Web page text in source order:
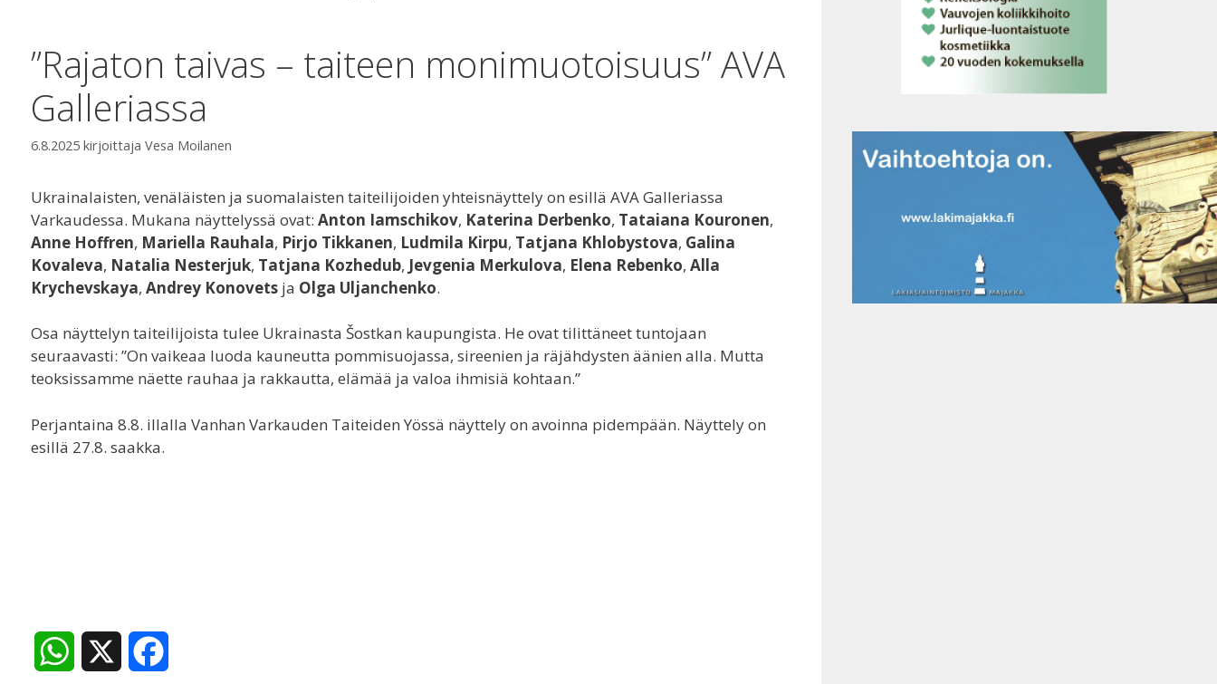
”Rajaton taivas – taiteen monimuotoisuus” AVA
Galleriassa
6.8.2025 kirjoittaja Vesa Moilanen
Ukrainalaisten, venäläisten ja suomalaisten taiteilijoiden yhteisnäyttely on esillä AVA Galleriassa
Varkaudessa. Mukana näyttelyssä ovat: Anton Iamschikov, Katerina Derbenko, Tataiana Kouronen,
Anne Hoffren, Mariella Rauhala, Pirjo Tikkanen, Ludmila Kirpu, Tatjana Khlobystova, Galina
Kovaleva, Natalia Nesterjuk, Tatjana Kozhedub, Jevgenia Merkulova, Elena Rebenko, Alla
Krychevskaya, Andrey Konovets ja Olga Uljanchenko.
Osa näyttelyn taiteilijoista tulee Ukrainasta Šostkan kaupungista. He ovat tilittäneet tuntojaan
seuraavasti: ”On vaikeaa luoda kauneutta pommisuojassa, sireenien ja räjähdysten äänien alla. Mutta
teoksissamme näette rauhaa ja rakkautta, elämää ja valoa ihmisiä kohtaan.”
Perjantaina 8.8. illalla Vanhan Varkauden Taiteiden Yössä näyttely on avoinna pidempään. Näyttely on
esillä 27.8. saakka.